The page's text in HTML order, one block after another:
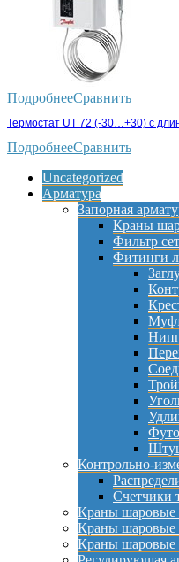
ПодробнееСравнить
Термостат UT 72 (-30…+30) с
ПодробнееСравнить
Uncategorized
Арматура
Запорная
Краны
Фильтр
Фитинги
Контрольно-
Счетчики
Краны шаровые
Краны шаровые
Краны шаровые